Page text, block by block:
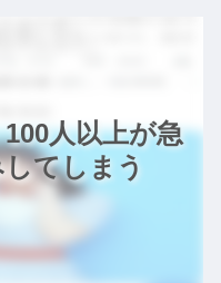
人以上が急
てしまう